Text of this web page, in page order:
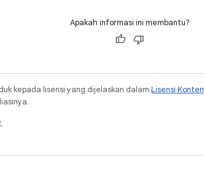
Apakah informasi ini membantu?
kepada lisensi yang dijelaskan dalam Lisensi Konten